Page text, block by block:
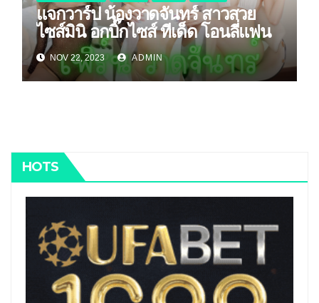
แจกวาร์ป น้องวาดจันทร์ สาวสวย
ไซส์มินิ อกบิ๊กไซส์ ทีเด็ด โอนลี่แฟน
NOV 22, 2023 ADMIN
HOTS